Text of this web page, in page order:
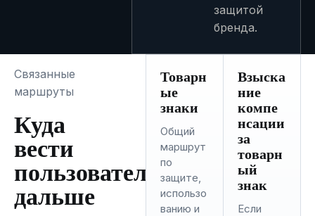
защитой
бренда.
Связанные
маршруты
Куда
вести
пользователя
дальше
Товарн
ые
знаки
Общий
маршрут
по
защите,
использо
ванию и
Взыска
ние
компе
нсации
за
товарн
ый
знак
Если